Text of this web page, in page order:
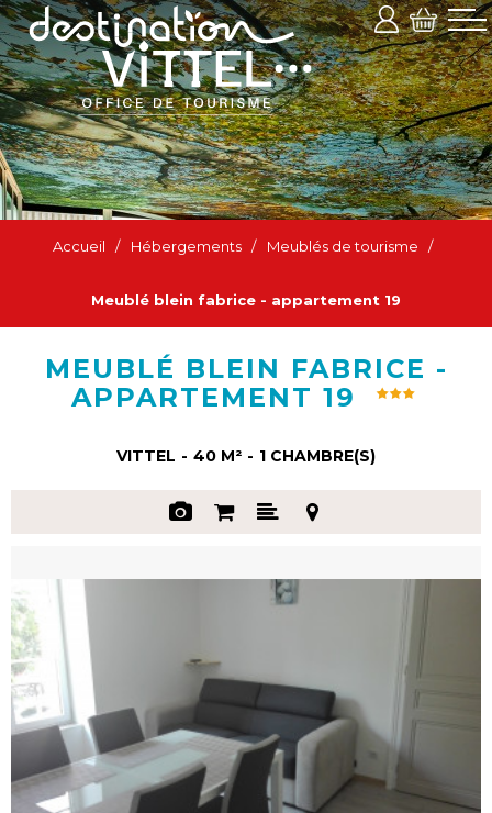
Accueil / Hébergements / Meublés de tourisme /
Meublé blein fabrice - appartement 19
MEUBLÉ BLEIN FABRICE -
APPARTEMENT 19
VITTEL 40 M² 1 CHAMBRE(S)